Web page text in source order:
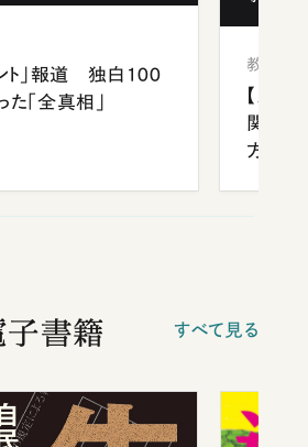
ト」報道 独白100
「全真相」
教育
【九州
関西
方
子書籍 すべて見る